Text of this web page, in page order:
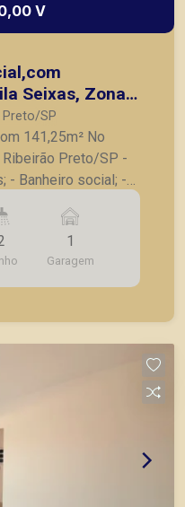
V
Seixas, Zona
SP
141,25m² No
Preto/SP -
- Banheiro social; -
de serviço; - 01
e segurança,
prontos, usados
da cidade
1
Garagem